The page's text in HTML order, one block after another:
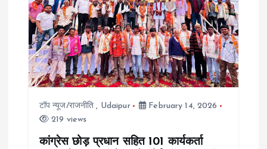
टॉप न्यूज/राजनीति , Udaipur
February 14, 2026
219 views
कांग्रेस छोड़ प्रधान सहित 101 कार्यकर्ता